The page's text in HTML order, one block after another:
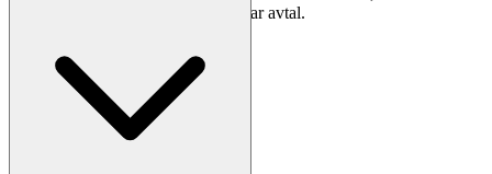
omdömen noggrant innan du tecknar avtal.